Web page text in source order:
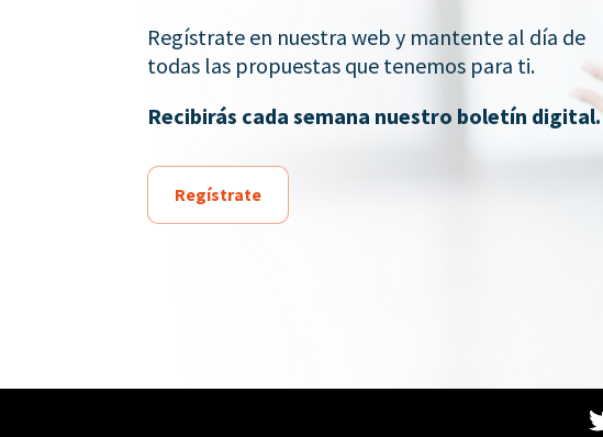
Regístrate en nuestra web y mantente al día de
todas las propuestas que tenemos para ti.
Recibirás cada semana nuestro boletín digital.
Regístrate